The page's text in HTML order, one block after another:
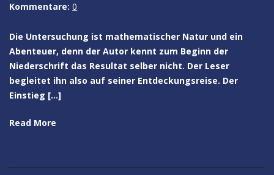
Kommentare: 0
Die Untersuchung ist mathematischer Natur und ein
Abenteuer, denn der Autor kennt zum Beginn der
Niederschrift das Resultat selber nicht. Der Leser
begleitet ihn also auf seiner Entdeckungsreise. Der
Einstieg […]
Read More